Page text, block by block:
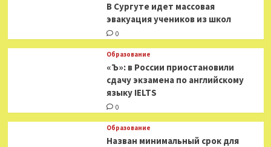
В Сургуте идет массовая
эвакуация учеников из школ
0
Образование
«Ъ»: в России приостановили
сдачу экзамена по английскому
языку IELTS
0
Образование
Назван минимальный срок для